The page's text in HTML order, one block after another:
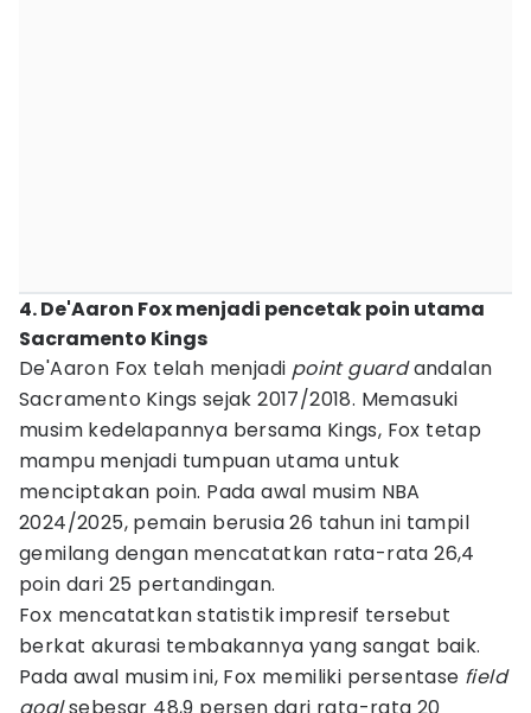
4. De'Aaron Fox menjadi pencetak poin utama
Sacramento Kings
De'Aaron Fox telah menjadi point guardandalan
Sacramento Kings sejak 2017/2018. Memasuki
musim kedelapannya bersama Kings, Fox tetap
mampu menjadi tumpuan utama untuk
menciptakan poin. Pada awal musim NBA
2024/2025, pemain berusia 26 tahun ini tampil
gemilang dengan mencatatkan rata-rata 26,4
poin dari 25 pertandingan.
Fox mencatatkan statistik impresif tersebut
berkat akurasi tembakannya yang sangat baik.
Pada awal musim ini, Fox memiliki persentase field